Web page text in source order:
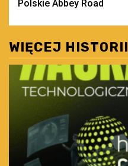
wpisy
Polskie Abbey Road
WIĘCEJ HISTORII